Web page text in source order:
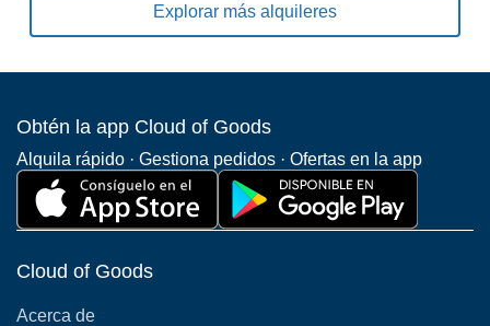
Explorar más alquileres
Obtén la app Cloud of Goods
Alquila rápido · Gestiona pedidos · Ofertas en la app
Cloud of Goods
Acerca de